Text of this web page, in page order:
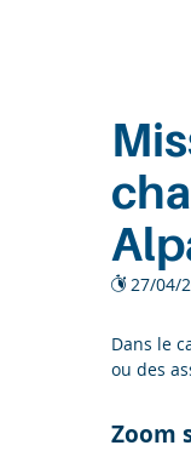
27/04/
Dans le
ou des
Zoom